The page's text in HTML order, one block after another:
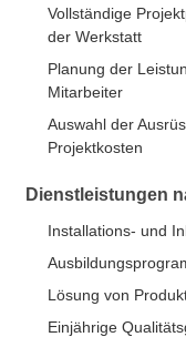
Vollständige
der Werkstatt
Planung der
Mitarbeiter
Auswahl der
Projektkosten
Dienstleistungen
Installations- und
Lösung von
Einjährige